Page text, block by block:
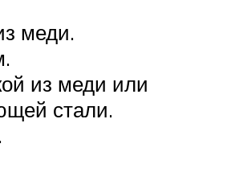
меди.
из меди или
стали.